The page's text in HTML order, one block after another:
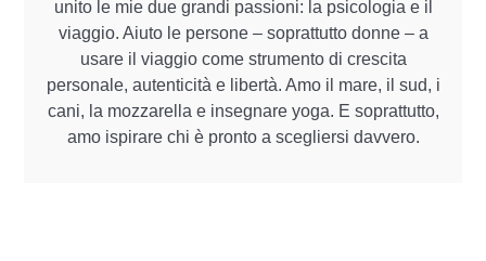
unito le mie due grandi passioni: la psicologia e il
viaggio. Aiuto le persone – soprattutto donne – a
usare il viaggio come strumento di crescita
personale, autenticità e libertà. Amo il mare, il sud, i
cani, la mozzarella e insegnare yoga. E soprattutto,
amo ispirare chi è pronto a scegliersi davvero.